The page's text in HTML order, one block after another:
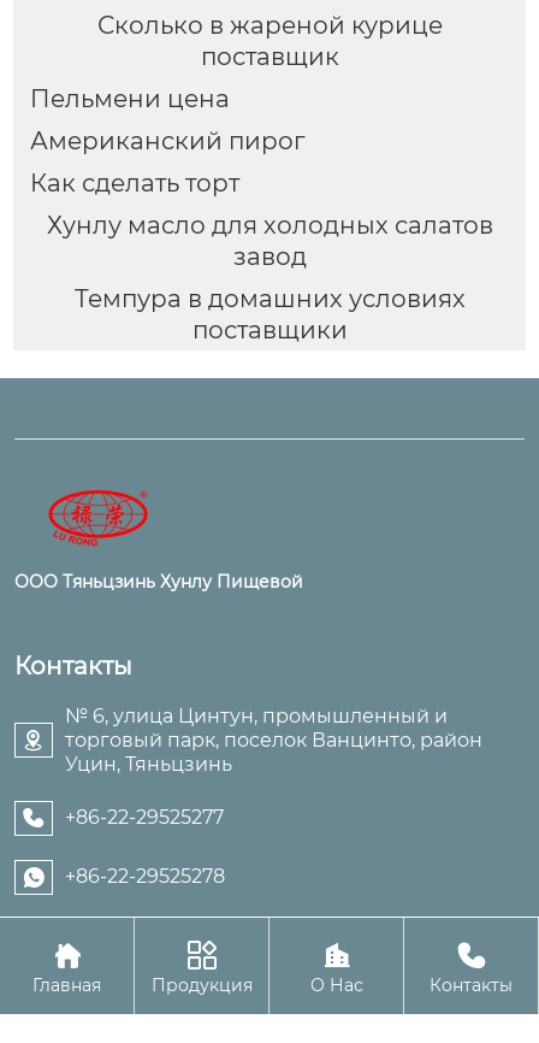
Сколько в жареной курице
поставщик
Пельмени цена
Американский пирог
Как сделать торт
Хунлу масло для холодных салатов
завод
Темпура в домашних условиях
поставщики
ООО Тяньцзинь Хунлу Пищевой
Контакты

№ 6, улица Цинтун, промышленный и
торговый парк, поселок Ванцинто, район
Уцин, Тяньцзинь
 +86-22-29525277
 +86-22-29525278
Авторское право©ООО Тяньцзинь Хунлу Пищевой

Главная

Продукция

О Нас

Контакты